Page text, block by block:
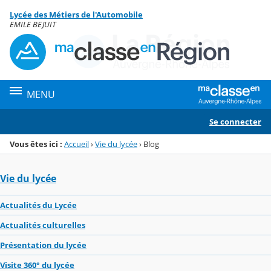
Menu de la rubrique
Contenu
Lycée des Métiers de l'Automobile
EMILE BEJUIT
MENU
Se connecter
Vous êtes ici : Accueil›Vie du lycée› Blog
Vie du lycée
Actualités du Lycée
Actualités culturelles
Présentation du lycée
Visite 360° du lycée